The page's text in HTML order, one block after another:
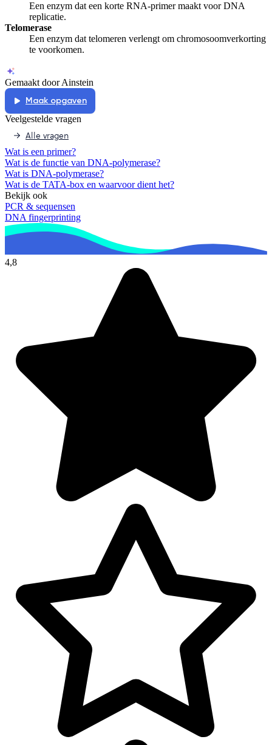
Een enzym dat een korte RNA-primer maakt voor DNA
replicatie.
Telomerase
Een enzym dat telomeren verlengt om chromosoomverkorting
te voorkomen.
Gemaakt door Ainstein
Maak opgaven
Veelgestelde vragen
Alle vragen
Wat is een primer?
Wat is de functie van DNA-polymerase?
Wat is DNA-polymerase?
Wat is de TATA-box en waarvoor dient het?
Bekijk ook
PCR & sequensen
DNA fingerprinting
4,8